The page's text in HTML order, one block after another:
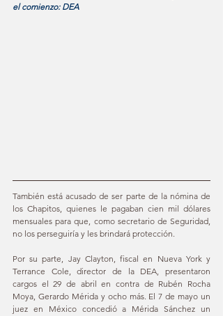
el comienzo: DEA
También está acusado de ser parte de la nómina de
los Chapitos, quienes le pagaban cien mil dólares
mensuales para que, como secretario de Seguridad,
no los perseguiría y les brindará protección.
Por su parte, Jay Clayton, fiscal en Nueva York y
Terrance Cole, director de la DEA, presentaron
cargos el 29 de abril en contra de Rubén Rocha
Moya, Gerardo Mérida y ocho más. El 7 de mayo un
juez en México concedió a Mérida Sánchez un